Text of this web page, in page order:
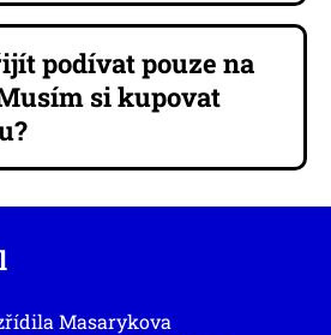
podívat pouze na
si kupovat
Masarykova